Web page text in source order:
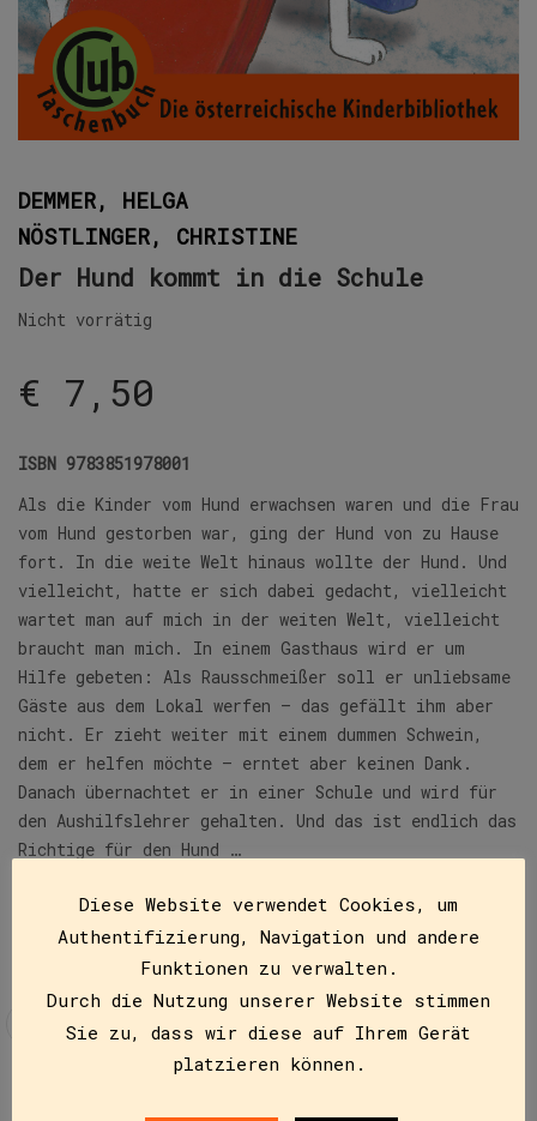
DEMMER, HELGA
NÖSTLINGER, CHRISTINE
Der Hund kommt in die Schule
Nicht vorrätig
€ 7,50
ISBN 9783851978001
Als die Kinder vom Hund erwachsen waren und die Frau
vom Hund gestorben war, ging der Hund von zu Hause
fort. In die weite Welt hinaus wollte der Hund. Und
vielleicht, hatte er sich dabei gedacht, vielleicht
wartet man auf mich in der weiten Welt, vielleicht
braucht man mich. In einem Gasthaus wird er um
Hilfe gebeten: Als Rausschmeißer soll er unliebsame
Gäste aus dem Lokal werfen – das gefällt ihm aber
nicht. Er zieht weiter mit einem dummen Schwein,
dem er helfen möchte – erntet aber keinen Dank.
Danach übernachtet er in einer Schule und wird für
den Aushilfslehrer gehalten. Und das ist endlich das
Richtige für den Hund …
Diese Website verwendet Cookies, um
Authentifizierung, Navigation und andere
Funktionen zu verwalten.
Durch die Nutzung unserer Website stimmen
Sie zu, dass wir diese auf Ihrem Gerät
platzieren können.